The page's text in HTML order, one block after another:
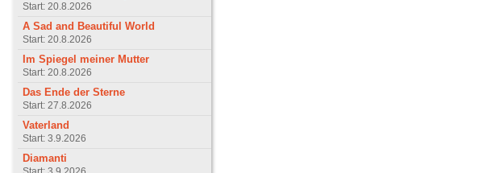
Start: 20.8.2026
A Sad and Beautiful World
Start: 20.8.2026
Im Spiegel meiner Mutter
Start: 20.8.2026
Das Ende der Sterne
Start: 27.8.2026
Vaterland
Start: 3.9.2026
Diamanti